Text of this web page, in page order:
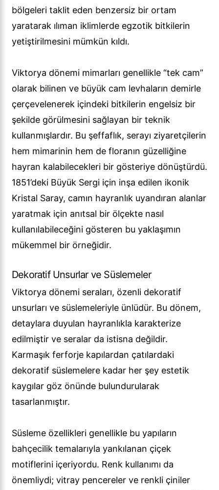
bölgeleri taklit eden benzersiz bir ortam
yaratarak ılıman iklimlerde egzotik bitkilerin
yetiştirilmesini mümkün kıldı.
Viktorya dönemi mimarları genellikle “tek cam”
olarak bilinen ve büyük cam levhaların demirle
çerçevelenerek içindeki bitkilerin engelsiz bir
şekilde görülmesini sağlayan bir teknik
kullanmışlardır. Bu şeffaflık, serayı ziyaretçilerin
hem mimarinin hem de floranın güzelliğine
hayran kalabilecekleri bir gösteriye dönüştürdü.
1851’deki Büyük Sergi için inşa edilen ikonik
Kristal Saray, camın hayranlık uyandıran alanlar
yaratmak için anıtsal bir ölçekte nasıl
kullanılabileceğini gösteren bu yaklaşımın
mükemmel bir örneğidir.
Dekoratif Unsurlar ve Süslemeler
Viktorya dönemi seraları, özenli dekoratif
unsurları ve süslemeleriyle ünlüdür. Bu dönem,
detaylara duyulan hayranlıkla karakterize
edilmiştir ve seralar da istisna değildir.
Karmaşık ferforje kapılardan çatılardaki
dekoratif süslemelere kadar her şey estetik
kaygılar göz önünde bulundurularak
tasarlanmıştır.
Süsleme özellikleri genellikle bu yapıların
bahçecilik temalarıyla yankılanan çiçek
motiflerini içeriyordu. Renk kullanımı da
önemliydi; vitray pencereler ve renkli çiniler